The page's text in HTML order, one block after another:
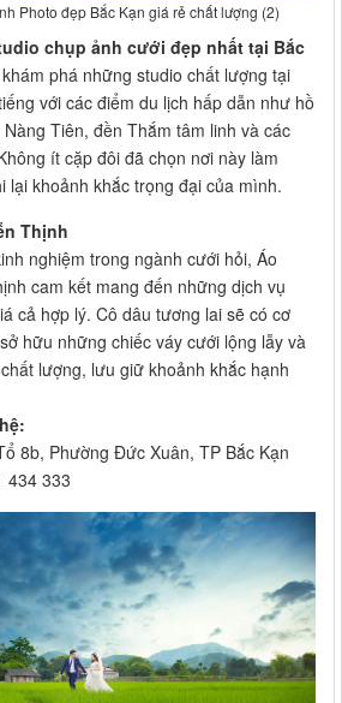
Photo đẹp Bắc Kạn giá rẻ chất lượng (2)
chụp ảnh cưới đẹp nhất tại Bắc
phá những studio chất lượng tại
với các điểm du lịch hấp dẫn như hồ
Tiên, đền Thắm tâm linh và các
ít cặp đôi đã chọn nơi này làm
lại khoảnh khắc trọng đại của mình.
Thịnh
nghiệm trong ngành cưới hỏi, Áo
cam kết mang đến những dịch vụ
cả hợp lý. Cô dâu tương lai sẽ có cơ
hữu những chiếc váy cưới lộng lẫy và
lượng, lưu giữ khoảnh khắc hạnh
8b, Phường Đức Xuân, TP Bắc Kạn
434 333